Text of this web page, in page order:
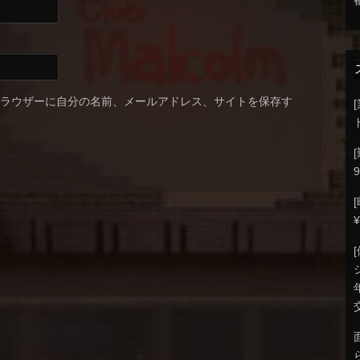
ウザーに自分の名前、メールアドレス、サイトを保存す
[
[
[
[